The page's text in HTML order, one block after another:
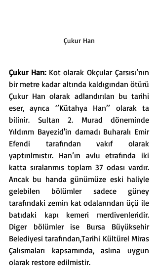
Çukur Han
Çukur Han: Kot olarak Okçular Çarsısı’nın
bir metre kadar altında kaldıgından ötürü
Çukur Han olarak adlandırılan bu tarihi
eser, ayrıca ‘’Kütahya Han’’ olarak ta
bilinir. Sultan 2. Murad döneminde
Yıldırım Bayezid'in damadı Buharalı Emir
Efendi tarafından vakıf olarak
yaptırılmıstır. Han’ın avlu etrafında iki
katta sıralanmıs toplam 37 odası vardır.
Ancak bu handa günümüze eski haliyle
gelebilen bölümler sadece güney
tarafındaki zemin kat odalarından üçü ile
batıdaki kapı kemeri merdivenleridir.
Diger bölümler ise Bursa Büyüksehir
Belediyesi tarafından,Tarihi Kültürel Miras
Çalısmaları kapsamında, aslına uygun
olarak restore edilmistir.